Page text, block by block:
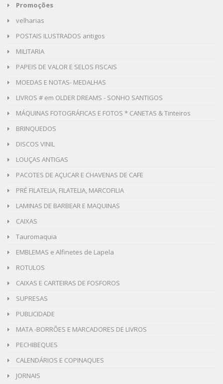
Promoções
velharias
POSTAIS ILUSTRADOS antigos
MILITARIA
PAPEIS DE VALOR E SELOS FISCAIS
MOEDAS E NOTAS- MEDALHAS
LIVROS # em OLDER DREAMS - SONHO SANTIGOS
MÁQUINAS FOTOGRÁFICAS E FOTOS * CANETAS & Tinteiros
BRINQUEDOS
DISCOS VINIL
LOUÇAS ANTIGAS
PACOTES DE AÇUCAR E CHAVENAS DE CAFE
PRÉ FILATELIA, FILATELIA, MARCOFILIA
LAMINAS DE BARBEAR E MAQUINAS
CAIXAS
Tauromaquia
EMBLEMAS e Alfinetes de Lapela
ROTULOS
CAIXAS E CARTEIRAS DE FOSFOROS
SUPRESAS
PUBLICIDADE
MATA -BORRÕES E MARCADORES DE LIVROS
PECHIBEQUES
CALENDÁRIOS E COPINAQUES
JORNAIS